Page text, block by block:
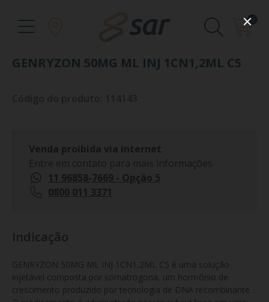
0
GENRYZON 50MG ML INJ 1CN1,2ML C5
Venda proibida via internet
Entre em contato para mais informações
11 96858-7669 - Opção 5
0800 011 3371
Indicação
GENRYZON 50MG ML INJ 1CN1,2ML C5 é uma solução
injetável composta por somatrogona, um hormônio de
crescimento produzido por tecnologia de DNA recombinante.